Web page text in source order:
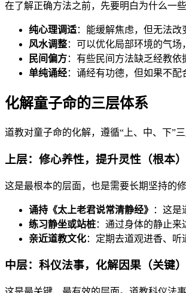
在了解正确方法之前，先要明白为什么一
纯心理调适：能缓解焦虑，但无法改
风水调整：可以优化局部环境的气场
民间偏方：有些民间方法缺乏经教依
单纯诵经：诵经有功德，但如果不配
化解童子命的三层体系
道教对童子命的化解，遵循“上、中、下”三
上层：修心养性，提升灵性（根本）
这是最根本的层面，也是需要长期坚持的
诵持《太上老君说常清静经》
：这是
练习静坐或站桩：通过身体的静止来
亲近道教文化：定期去道观进香、听
中层：科仪法事，化解因果（关键）